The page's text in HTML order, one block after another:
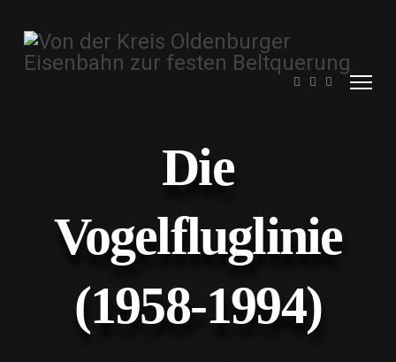
Die
Vogelfluglinie
(1958-1994)